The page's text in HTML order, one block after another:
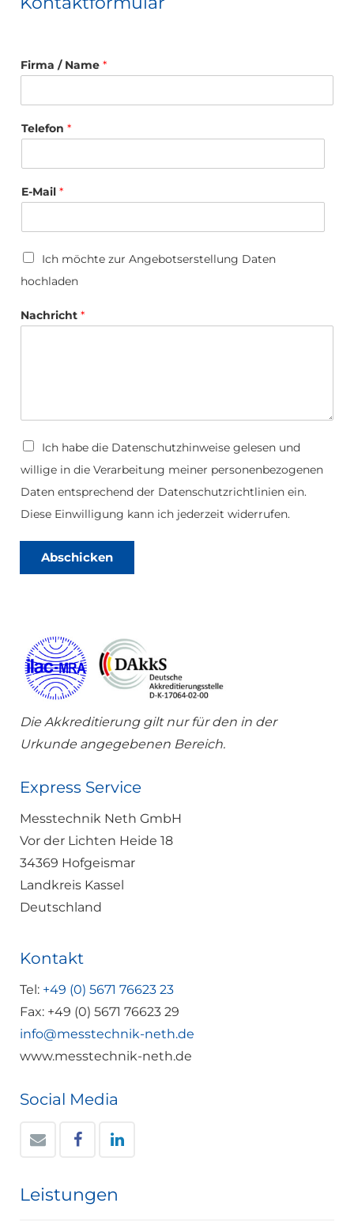
Firma / Name *
e
o
n
p
o
a
Telefon *
E-Mail *
U
l
a
d
Ich möchte zur Angebotserstellung Daten
hochladen
Nachricht *
D
t
e
n
s
h
t
Ich habe die Datenschutzhinweise gelesen und
willige in die Verarbeitung meiner personenbezogenen
Daten entsprechend der Datenschutzrichtlinien ein.
Diese Einwilligung kann ich jederzeit widerrufen.
Abschicken
Die Akkreditierung gilt nur für den in der
Urkunde angegebenen Bereich.
Express Service
Messtechnik Neth GmbH
Vor der Lichten Heide 18
34369 Hofgeismar
Landkreis Kassel
Deutschland
Kontakt
Tel: +49 (0) 5671 76623 23
Fax: +49 (0) 5671 76623 29
info@messtechnik-neth.de
www.messtechnik-neth.de
Social Media
Leistungen